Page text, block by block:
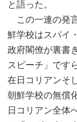
と語った。
この一連の発
鮮学校はスパイ
政府閣僚が裏書
スピーチ」です
在日コリアンそ
朝鮮学校の無償
日コリアン全体